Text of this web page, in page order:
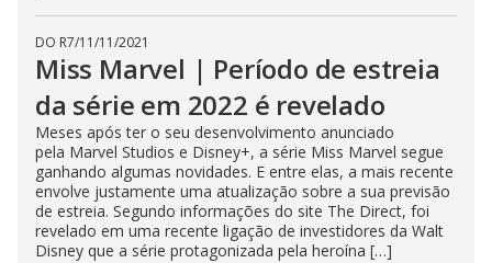
DO R7/11/11/2021
Miss Marvel | Período de estreia
da série em 2022 é revelado
Meses após ter o seu desenvolvimento anunciado
pela Marvel Studios e Disney+, a série Miss Marvel segue
ganhando algumas novidades. E entre elas, a mais recente
envolve justamente uma atualização sobre a sua previsão
de estreia. Segundo informações do site The Direct, foi
revelado em uma recente ligação de investidores da Walt
Disney que a série protagonizada pela heroína […]